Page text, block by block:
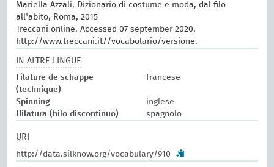
Mariella Azzali, Dizionario di costume e moda, dal filo
all'abito, Roma, 2015
Treccani online. Accessed 07 september 2020.
http://www.treccani.it//vocabolario/versione.
IN ALTRE LINGUE
Filature de schappe
(technique)
francese
Spinning
inglese
Hilatura (hilo discontinuo)
spagnolo
URI
http://data.silknow.org/vocabulary/910